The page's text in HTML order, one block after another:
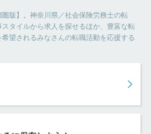
版】。神奈川県／社会保険労務士の転
タイルから求人を探せるほか、豊富な転
望されるみなさんの転職活動を応援する